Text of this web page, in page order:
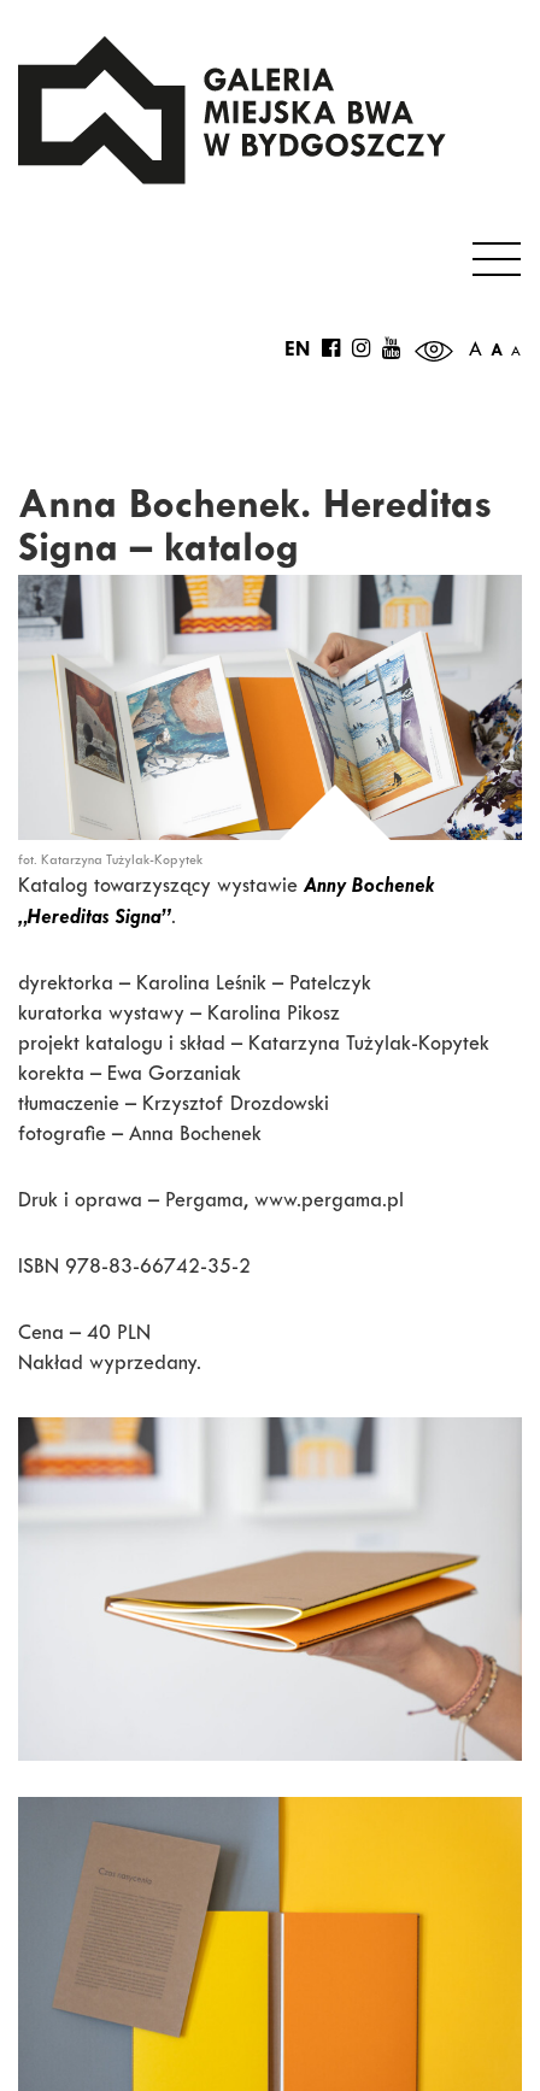
A A A
EN
Anna Bochenek. Hereditas
Signa – katalog
fot. Katarzyna Tużylak-Kopytek
Katalog towarzyszący wystawieAnny Bochenek
„Hereditas Signa”.
dyrektorka – Karolina Leśnik – Patelczyk
kuratorka wystawy – Karolina Pikosz
projekt katalogu i skład – Katarzyna Tużylak-Kopytek
korekta – Ewa Gorzaniak
tłumaczenie – Krzysztof Drozdowski
fotografie – Anna Bochenek
Druk i oprawa – Pergama, www.pergama.pl
ISBN 978-83-66742-35-2
Cena – 40 PLN
Nakład wyprzedany.